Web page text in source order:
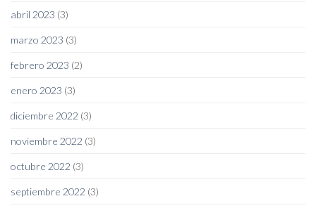
abril 2023 (3)
marzo 2023 (3)
febrero 2023 (2)
enero 2023 (3)
diciembre 2022 (3)
noviembre 2022 (3)
octubre 2022 (3)
septiembre 2022 (3)